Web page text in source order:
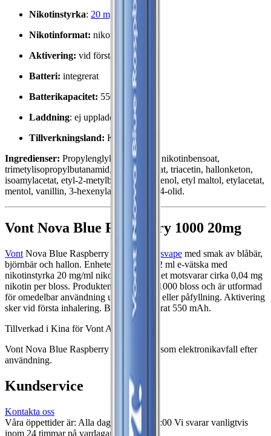
Nikotinstyrka: 20 mg
Nikotinformat: nikotinsalter
Aktivering: vid första inhalering
Batteri: integrerat
Batterikapacitet: 550 mAh
Laddning: ej uppladdningsbart
Tillverkningsland: Kina
Ingredienser: Propylenglykol, glycerin, nikotinbensoat,
trimetylisopropylbutanamid, etyl-n-butyrat, triacetin, hallonketon,
isoamylacetat, etyl-2-metylbutyrat, 3-hexenol, etyl maltol, etylacetat,
mentol, vanillin, 3-hexenylacetat, dekan-4-olid.
Vont Nova Blue Raspberry 1000 20mg
Vont Nova Blue Raspberry är en engångsvape med smak av blåbär,
björnbär och hallon. Enheten innehåller 2 ml e-vätska med
nikotinstyrka 20 mg/ml nikotinsalter, vilket motsvarar cirka 0,04 mg
nikotin per bloss. Produkten ger upp till 1000 bloss och är utformad
för omedelbar användning utan laddning eller påfyllning. Aktivering
sker vid första inhalering. Batteri: integrerat 550 mAh.
Tillverkad i Kina för Vont AB.
Vont Nova Blue Raspberry bör hanteras som elektronikavfall efter
användning.
Kundservice
Kontakta oss
Våra öppettider är: Alla dagar 08:00 - 18:00 Vi svarar vanligtvis
inom 24 timmar på vardagar.